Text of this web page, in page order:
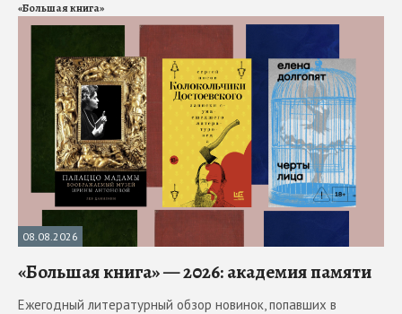
«Большая книга»
08.08.2026
«Большая книга» — 2026: академия памяти
Ежегодный литературный обзор новинок, попавших в